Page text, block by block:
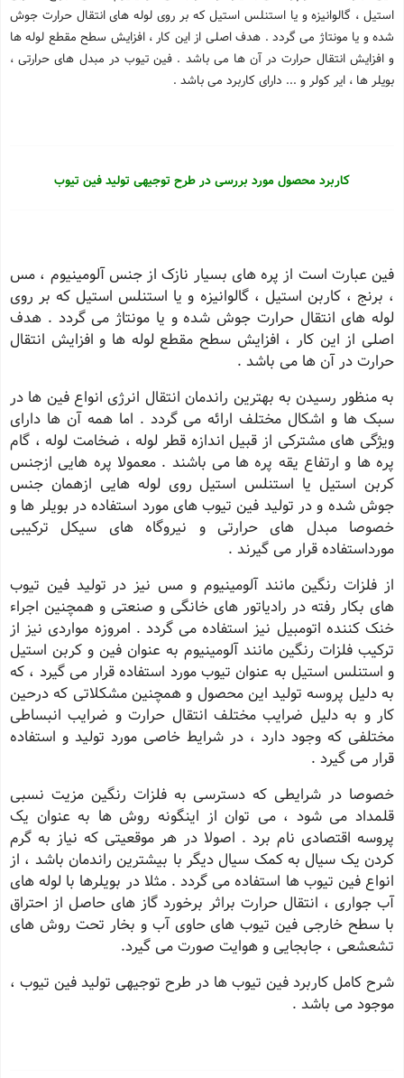
استیل ، گالوانیزه و یا استنلس استیل که بر روی لوله های انتقال حرارت جوش
شده و یا مونتاژ می گردد . هدف اصلی از این کار ، افزایش سطح مقطع لوله ها
و افزایش انتقال حرارت در آن ها می باشد . فین تیوب در مبدل های حرارتی ،
بویلر ها ، ایر کولر و ... دارای کاربرد می باشد .
کاربرد محصول مورد بررسی در طرح توجیهی تولید فین تیوب
فین عبارت است از پره های بسیار نازک از جنس آلومینیوم ، مس
، برنج ، کاربن استیل ، گالوانیزه و یا استنلس استیل که بر روی
لوله های انتقال حرارت جوش شده و یا مونتاژ می گردد . هدف
اصلی از این کار ، افزایش سطح مقطع لوله ها و افزایش انتقال
حرارت در آن ها می باشد .
به منظور رسیدن به بهترین راندمان انتقال انرژی انواع فین ها در
سبک ها و اشکال مختلف ارائه می گردد . اما همه آن ها دارای
ویژگی های مشترکی از قبیل اندازه قطر لوله ، ضخامت لوله ، گام
پره ها و ارتفاع یقه پره ها می باشند . معمولا پره هایی ازجنس
کربن استیل یا استنلس استیل روی لوله هایی ازهمان جنس
جوش شده و در تولید فین تیوب های مورد استفاده در بویلر ها و
خصوصا مبدل های حرارتی و نیروگاه های سیکل ترکیبی
مورداستفاده قرار می گیرند .
از فلزات رنگین مانند آلومینیوم و مس نیز در تولید فین تیوب
های بکار رفته در رادیاتور های خانگی و صنعتی و همچنین اجراء
خنک کننده اتومبیل نیز استفاده می گردد . امروزه مواردی نیز از
ترکیب فلزات رنگین مانند آلومینیوم به عنوان فین و کربن استیل
و استنلس استیل به عنوان تیوب مورد استفاده قرار می گیرد ، که
به دلیل پروسه تولید این محصول و همچنین مشکلاتی که درحین
کار و به دلیل ضرایب مختلف انتقال حرارت و ضرایب انبساطی
مختلفی که وجود دارد ، در شرایط خاصی مورد تولید و استفاده
قرار می گیرد .
خصوصا در شرایطی که دسترسی به فلزات رنگین مزیت نسبی
قلمداد می شود ، می توان از اینگونه روش ها به عنوان یک
پروسه اقتصادی نام برد . اصولا در هر موقعیتی که نیاز به گرم
کردن یک سیال به کمک سیال دیگر با بیشترین راندمان باشد ، از
انواع فین تیوب ها استفاده می گردد . مثلا در بویلرها با لوله های
آب جواری ، انتقال حرارت براثر برخورد گاز های حاصل از احتراق
با سطح خارجی فین تیوب های حاوی آب و بخار تحت روش های
تشعشعی ، جابجایی و هوایت صورت می گیرد.
شرح کامل کاربرد فین تیوب ها در طرح توجیهی تولید فین تیوب ،
موجود می باشد .